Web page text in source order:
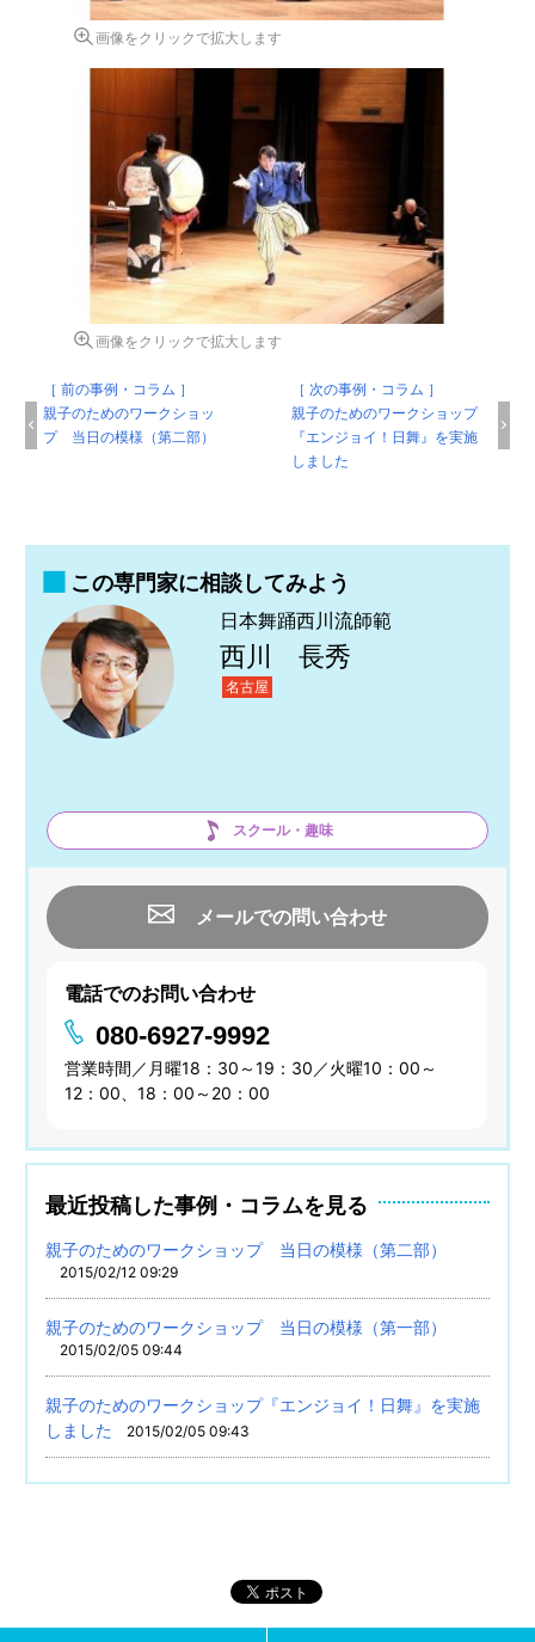
画像をクリックで拡大します
画像をクリックで拡大します
［ 前の事例・コラム ］
親子のためのワークショッ
プ 当日の模様（第二部）
［ 次の事例・コラム ］
親子のためのワークショップ
『エンジョイ！日舞』を実施
しました
この専門家に相談してみよう
日本舞踊西川流師範
西川 長秀
名古屋
スクール・趣味
メールでの問い合わせ
電話でのお問い合わせ
080-6927-9992
営業時間／月曜18：30～19：30／火曜10：00～
12：00、18：00～20：00
最近投稿した事例・コラムを見る
親子のためのワークショップ 当日の模様（第二部）
2015/02/12 09:29
親子のためのワークショップ 当日の模様（第一部）
2015/02/05 09:44
親子のためのワークショップ『エンジョイ！日舞』を実施
しました
2015/02/05 09:43